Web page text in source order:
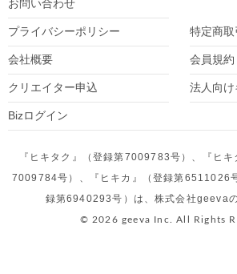
お問い合わせ
プライバシーポリシー 特定商取
会社概要 会員規約
クリエイター申込 法人向
Bizログイン
『ヒキタク』（登録第7009783号）、『ヒ
7009784号）、『ヒキカ』（登録第6511026
録第6940293号）は、株式会社geevaの
© 2026 geeva Inc. All Rights